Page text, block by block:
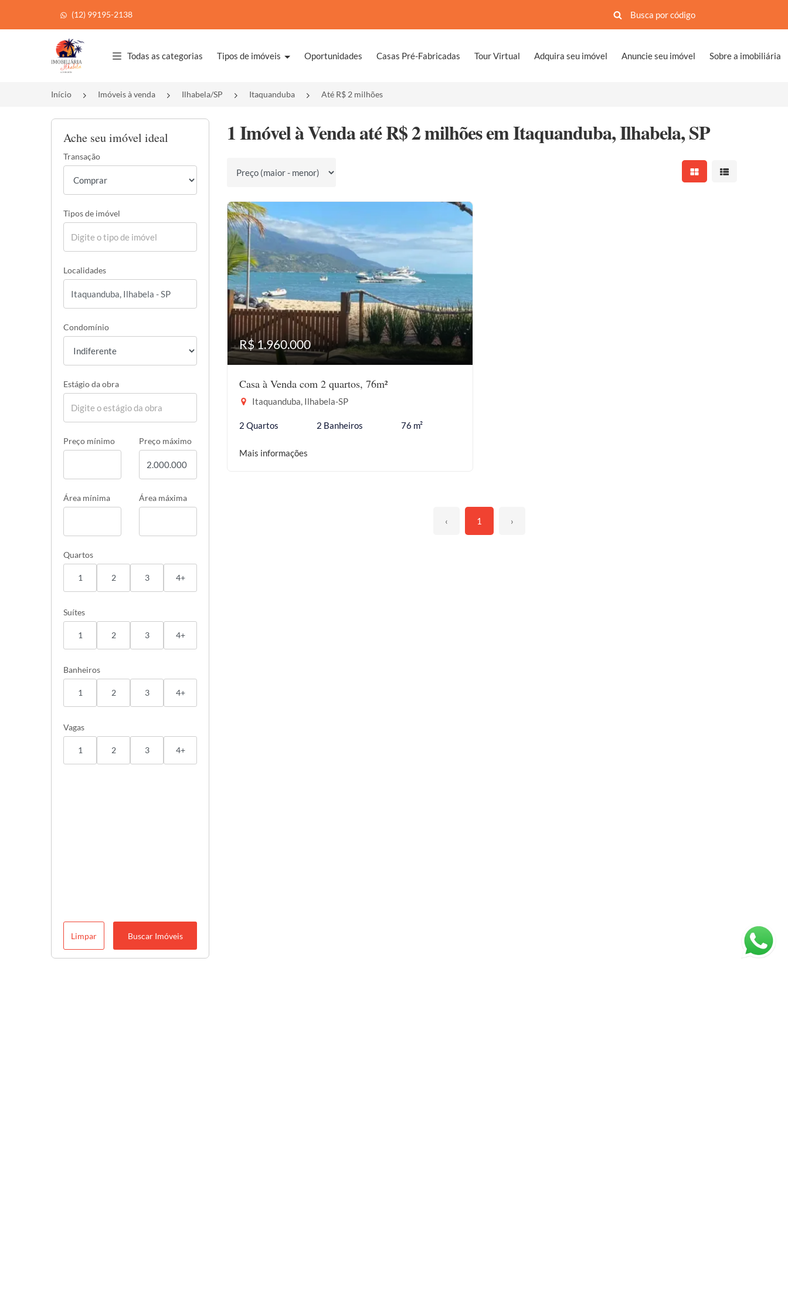
(12) 99195-2138
Página inicial
Todas as categorias Tipos de imóveis Oportunidades Casas Pré-Fabricadas Tour Virtual Adquira seu imóvel Anuncie seu imóvel Sobre a imobiliária
Início Imóveis à venda Ilhabela/SP Itaquanduba Até R$ 2 milhões
Ache seu imóvel ideal
Transação
Tipos de imóvel
Localidades
Condomínio
Estágio da obra
Preço mínimo Preço máximo
Área mínima Área máxima
Quartos
1 2 3 4+
Suítes
1 2 3 4+
Banheiros
1 2 3 4+
Vagas
1 2 3 4+
Limpar Buscar Imóveis
1 Imóvel à Venda até R$ 2 milhões em Itaquanduba, Ilhabela, SP
Ordenar por Mostrar resultados em
Mostrar
R$ 1.960.000
Casa à Venda com 2 quartos, 76m²
Itaquanduba, Ilhabela-SP
2 Quartos 2 Banheiros 76 m²
Mais informações
‹ 1 ›